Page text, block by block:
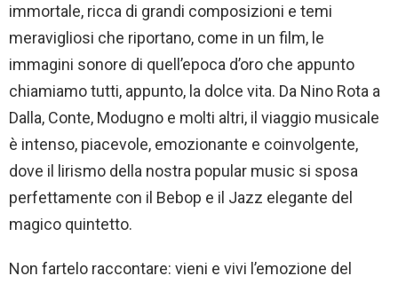
immortale, ricca di grandi composizioni e temi
meravigliosi che riportano, come in un film, le
immagini sonore di quell’epoca d’oro che appunto
chiamiamo tutti, appunto, la dolce vita. Da Nino Rota a
Dalla, Conte, Modugno e molti altri, il viaggio musicale
è intenso, piacevole, emozionante e coinvolgente,
dove il lirismo della nostra popular music si sposa
perfettamente con il Bebop e il Jazz elegante del
magico quintetto.
Non fartelo raccontare: vieni e vivi l’emozione del